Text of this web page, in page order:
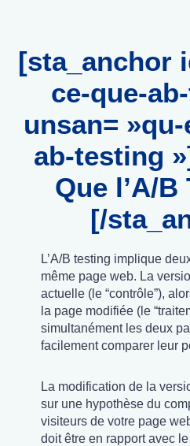
[sta_anchor
ce-que-
unsan=
ab-testing
Que l’A/
[/
L’A/B testing implique
même page web. La
actuelle (le “contrôle”),
la page modifiée (le
simultanément les deux
facilement comparer leur
La modification de la
sur une hypothèse du
visiteurs de votre page
doit être en rapport avec